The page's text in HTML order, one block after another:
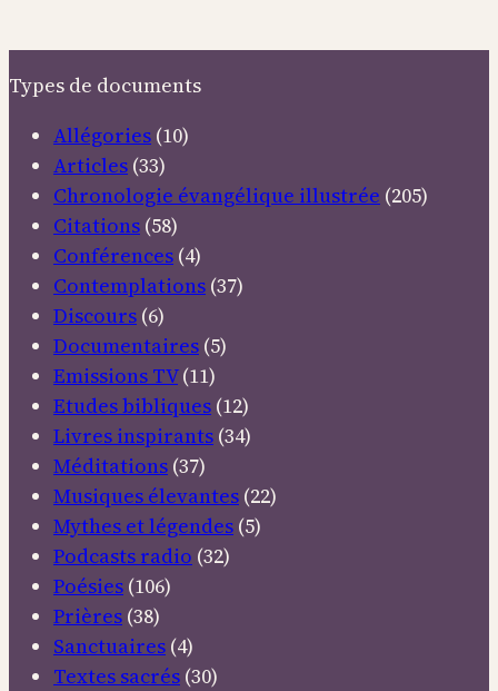
Types de documents
Allégories (10)
Articles (33)
Chronologie évangélique illustrée (205)
Citations (58)
Conférences (4)
Contemplations (37)
Discours (6)
Documentaires (5)
Emissions TV(11)
Etudes bibliques (12)
Livres inspirants (34)
Méditations (37)
Musiques élevantes (22)
Mythes et légendes (5)
Podcasts radio (32)
Poésies (106)
Prières (38)
Sanctuaires (4)
Textes sacrés (30)